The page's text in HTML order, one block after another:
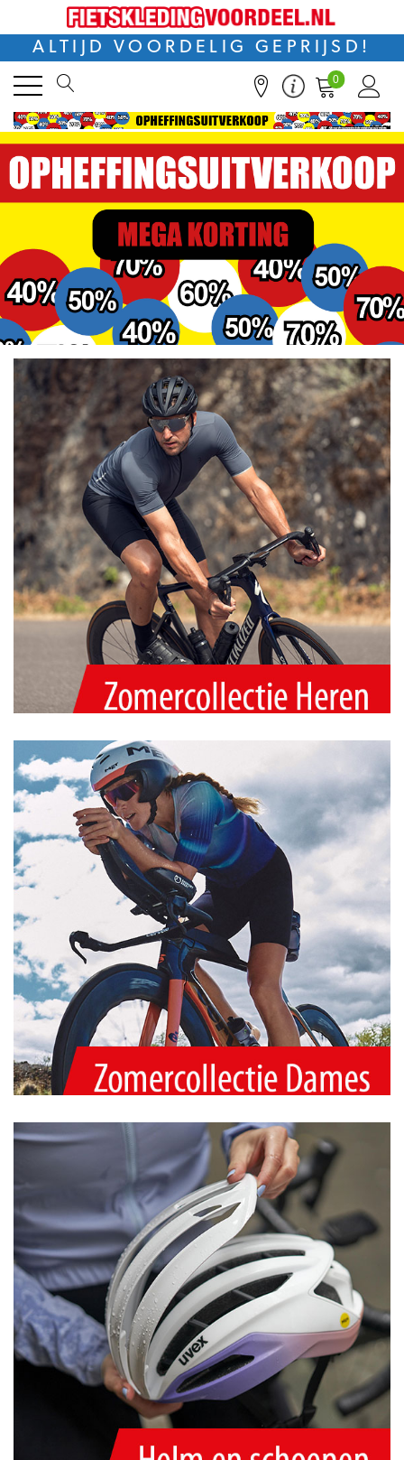
ALTIJD VOORDELIG GEPRIJSD!
0